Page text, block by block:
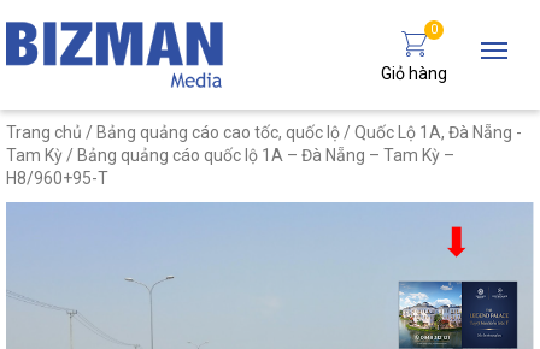
0
Giỏ hàng
Trang chủ / Bảng quảng cáo cao tốc, quốc lộ /Quốc Lộ 1A, Đà Nẵng -
Tam Kỳ / Bảng quảng cáo quốc lộ 1A – Đà Nẵng – Tam Kỳ –
H8/960+95-T